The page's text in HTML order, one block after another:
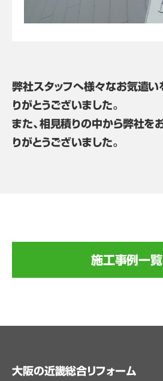
弊社スタッフへ様々なお気遣い
りがとうございました。
また、相見積りの中から弊社を
りがとうございました。
施工事例一覧
大阪の近畿総合リフォーム